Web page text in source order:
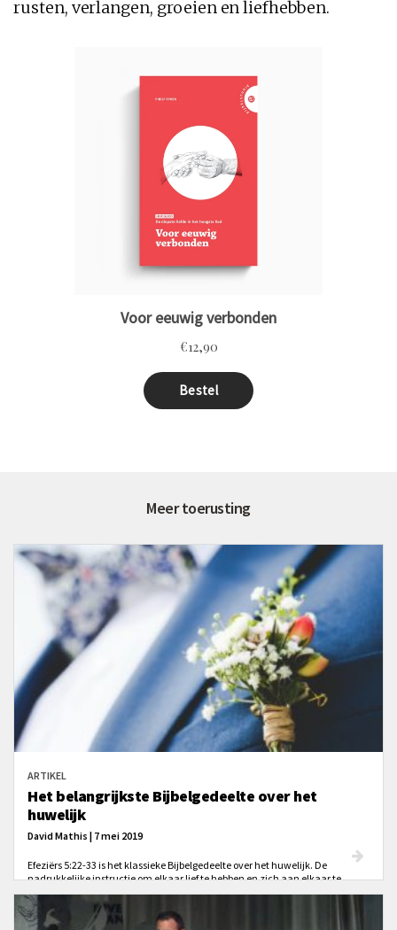
rusten, verlangen, groeien en liefhebben.
Meer toerusting
ARTIKEL
Het belangrijkste Bijbelgedeelte over het
huwelijk
David Mathis | 7 mei 2019
Efeziërs 5:22-33 is het klassieke Bijbelgedeelte over het huwelijk. De
nadrukkelijke instructie om elkaar lief te hebben en zich aan elkaar te
onderwerpen is voor ons juist niet het belangrijkste, maar juist om te leren
christenen te zijn.